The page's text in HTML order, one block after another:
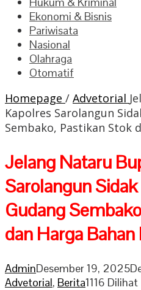
Ekonomi & Bisnis
Pariwisata
Nasional
Olahraga
Otomatif
Homepage / Advetorial
Kapolres Sarolangun
Sembako, Pastikan Stok
Jelang Nataru
Sarolangun
Gudang
dan Harga Bahan
AdminDesember 19, 2025
Advetorial, Berita1116 Dilihat